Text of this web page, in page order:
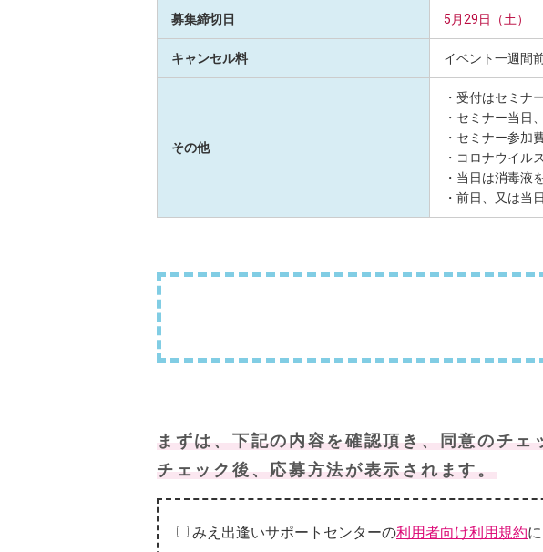
募集締切日 5月29日（土）
キャンセル料 イベント一週間
その他
・受付はセミナ
・セミナー当日
・セミナー参加
・コロナウイル
・当日は消毒液
・前日、又は当
まずは、下記の内容を確認頂き、同意のチェ
チェック後、応募方法が表示されます。
みえ出逢いサポートセンターの利用者向け利用規約